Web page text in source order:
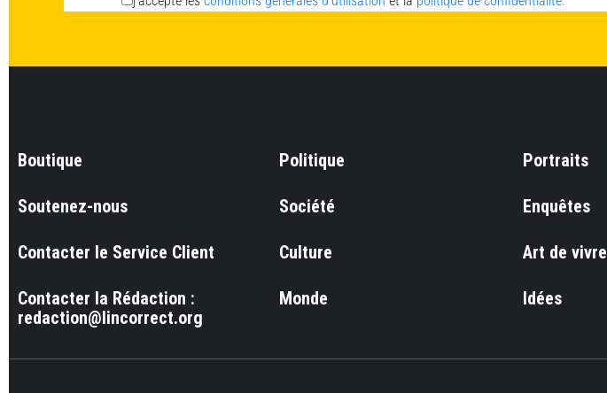
Boutique
Soutenez-nous
Contacter le Service Client
Contacter la Rédaction :
redaction@lincorrect.org
Politique
Société
Culture
Monde
Portraits
Enquêtes
Art de vivre
Idées